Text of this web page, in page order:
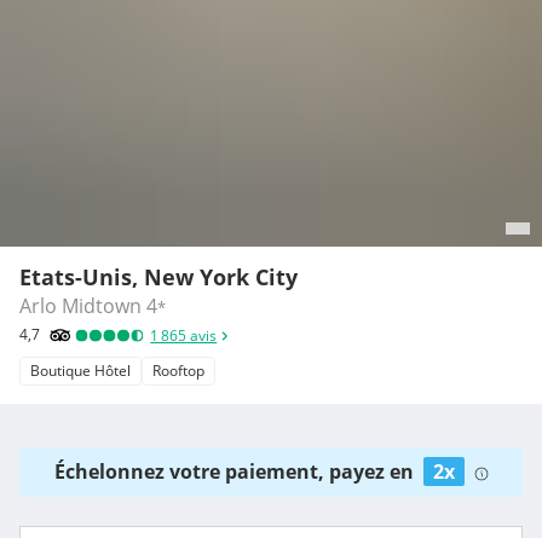
Etats-Unis, New York City
Arlo Midtown 4*
4,7 1 865avis
Boutique Hôtel
Rooftop
Échelonnez votre paiement, payez en 2x